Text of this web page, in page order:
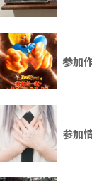
参加
参加